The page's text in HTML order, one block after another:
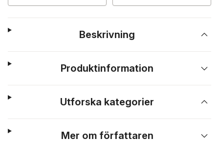
Beskrivning
Produktinformation
Utforska kategorier
Mer om författaren